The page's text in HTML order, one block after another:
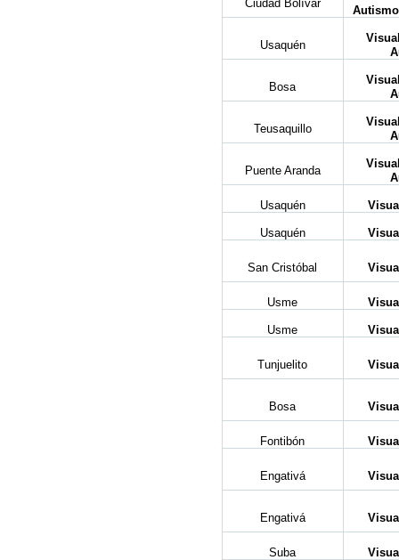
Ciudad Bolívar
Usaquén
Bosa
Teusaquillo
Puente Aranda
Usaquén
Usaquén
San Cristóbal
Usme
Usme
Tunjuelito
Bosa
Fontibón
Engativá
Engativá
Suba